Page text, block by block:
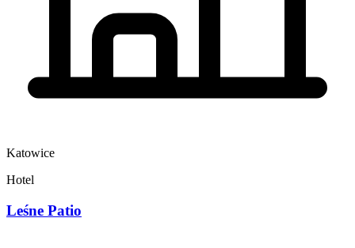
Katowice
Hotel
Leśne Patio